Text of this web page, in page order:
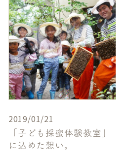
2019/01/21
「子ども採蜜体験教室」
に込めた想い。